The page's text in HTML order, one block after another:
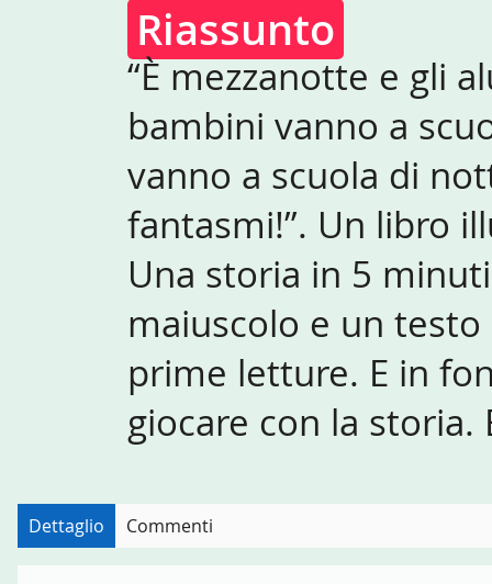
Riassunto
“È mezzanotte e gli
bambini vanno a
vanno a scuola di
fantasmi!”. Un libro
Una storia in 5
maiuscolo e un
prime letture. E in
giocare con la
Dettaglio Commenti